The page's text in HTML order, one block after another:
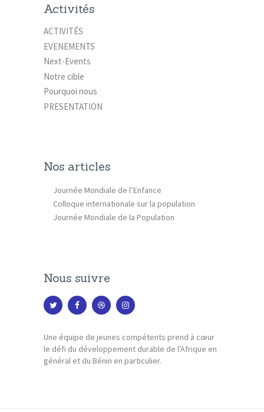
Activités
ACTIVITÉS
EVENEMENTS
Next-Events
Notre cible
Pourquoi nous
PRESENTATION
Nos articles
Journée Mondiale de l’Enfance
Colloque internationale sur la population
Journée Mondiale de la Population
Nous suivre
Une équipe de jeunes compétents prend à cœur
le défi du développement durable de l'Afrique en
général et du Bénin en particulier.